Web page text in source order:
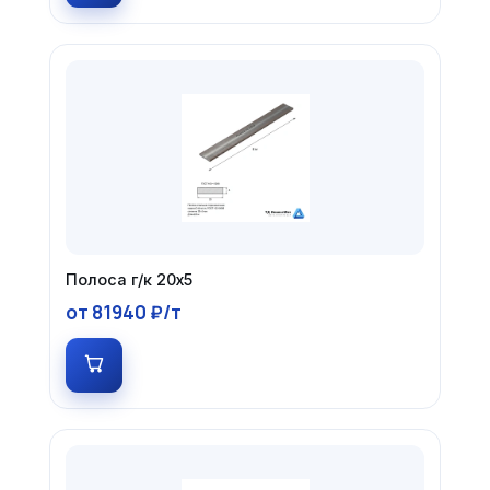
Полоса г/к 20х5
от 81940 ₽/т